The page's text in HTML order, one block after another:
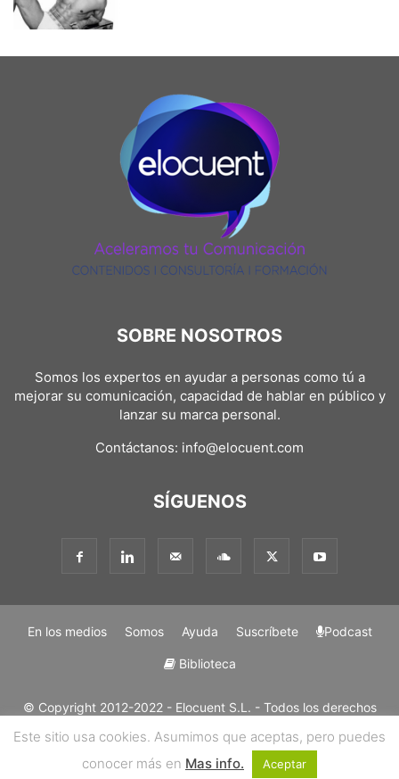
SOBRE NOSOTROS
Somos los expertos en ayudar a personas como tú a
mejorar su comunicación, capacidad de hablar en público y
lanzar su marca personal.
Contáctanos: info@elocuent.com
SÍGUENOS
En los medios Somos Ayuda Suscríbete Podcast
Biblioteca
© Copyright 2012-2022 - Elocuent S.L. - Todos los derechos
métodos son "Trademark" de Elocuent SL. Solo se permite la
reproducción de contenidos con mención y enlace a su origen.
Este sitio usa cookies. Asumimos que aceptas, pero puedes
conocer más en Mas info. Aceptar